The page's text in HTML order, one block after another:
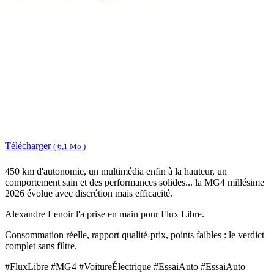
Télécharger ( 6,1 Mo )
450 km d'autonomie, un multimédia enfin à la hauteur, un
comportement sain et des performances solides... la MG4 millésime
2026 évolue avec discrétion mais efficacité.
Alexandre Lenoir l'a prise en main pour Flux Libre.
Consommation réelle, rapport qualité-prix, points faibles : le verdict
complet sans filtre.
#FluxLibre #MG4 #VoitureÉlectrique #EssaiAuto #EssaiAuto